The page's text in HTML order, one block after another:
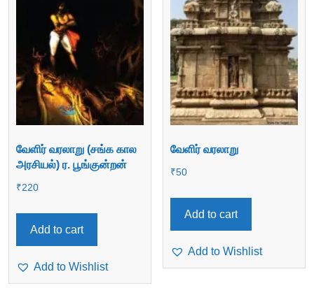
வேளிர் வரலாறு (சங்க கால
அரசியல்) ர. பூங்குன்றன்
₹220
Add to cart
Add to Wishlist
வேளிர் வரலாறு
₹50
Add to cart
Add to Wishlist